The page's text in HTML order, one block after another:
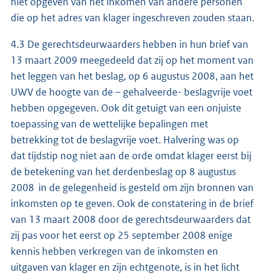
die op het adres van klager ingeschreven zouden staan.
4.3 De gerechtsdeurwaarders hebben in hun brief van
13 maart 2009 meegedeeld dat zij op het moment van
het leggen van het beslag, op 6 augustus 2008, aan het
UWV de hoogte van de – gehalveerde- beslagvrije voet
hebben opgegeven. Ook dit getuigt van een onjuiste
toepassing van de wettelijke bepalingen met
betrekking tot de beslagvrije voet. Halvering was op
dat tijdstip nog niet aan de orde omdat klager eerst bij
de betekening van het derdenbeslag op 8 augustus
2008 in de gelegenheid is gesteld om zijn bronnen van
inkomsten op te geven. Ook de constatering in de brief
van 13 maart 2008 door de gerechtsdeurwaarders dat
zij pas voor het eerst op 25 september 2008 enige
kennis hebben verkregen van de inkomsten en
uitgaven van klager en zijn echtgenote, is in het licht